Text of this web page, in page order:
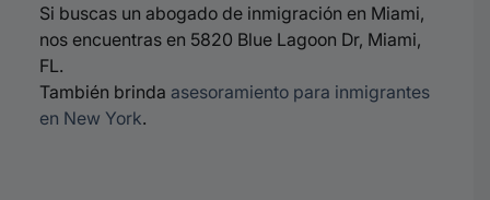
Si buscas un abogado de inmigración en Miami,
nos encuentras en 5820 Blue Lagoon Dr, Miami,
FL.
También brinda asesoramiento para inmigrantes
en New York.